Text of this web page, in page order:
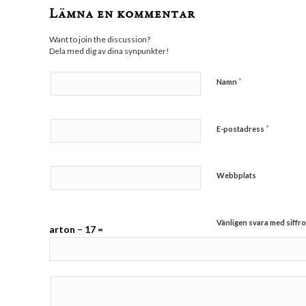
Lämna en kommentar
Want to join the discussion?
Dela med dig av dina synpunkter!
Namn *
E-postadress *
Webbplats
Vänligen svara med
arton − 17 =